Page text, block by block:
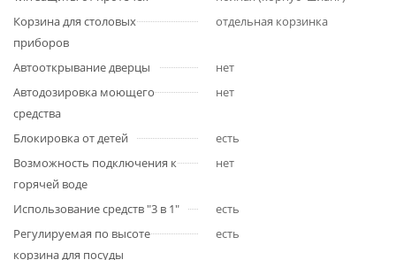
Корзина для столовых
приборов
отдельная корзинка
Автооткрывание дверцы
нет
Автодозировка моющего
средства
нет
Блокировка от детей
есть
Возможность подключения к
горячей воде
нет
Использование средств "3 в 1"
есть
Регулируемая по высоте
корзина для посуды
есть